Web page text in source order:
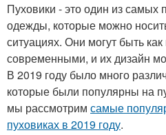
Пуховики - это один из самых
одежды, которые можно
ситуациях. Они могут быть
современными, и их дизайн
В 2019 году было много
которые были популярны на
мы рассмотрим самые
пуховиках в 2019 году.